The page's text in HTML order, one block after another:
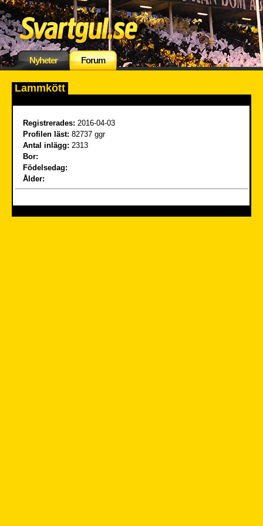
Nyheter Forum
Lammkött
Registrerades: 2016-04-03
Profilen läst: 82737 ggr
Antal inlägg: 2313
Bor:
Födelsedag:
Ålder: